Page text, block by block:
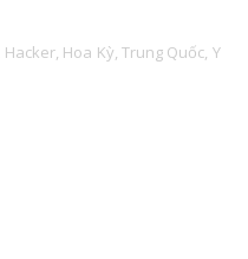
Hacker, Hoa Kỳ, Trung Quốc, Y